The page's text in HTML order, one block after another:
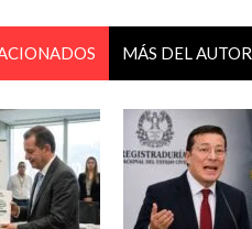
MÁS DEL AUTOR